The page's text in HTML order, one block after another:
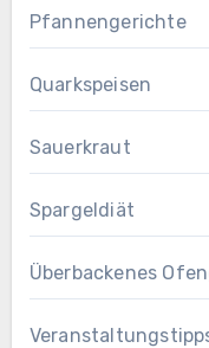
Pfannengerichte
Quarkspeisen
Sauerkraut
Spargeldiät
Überbackenes